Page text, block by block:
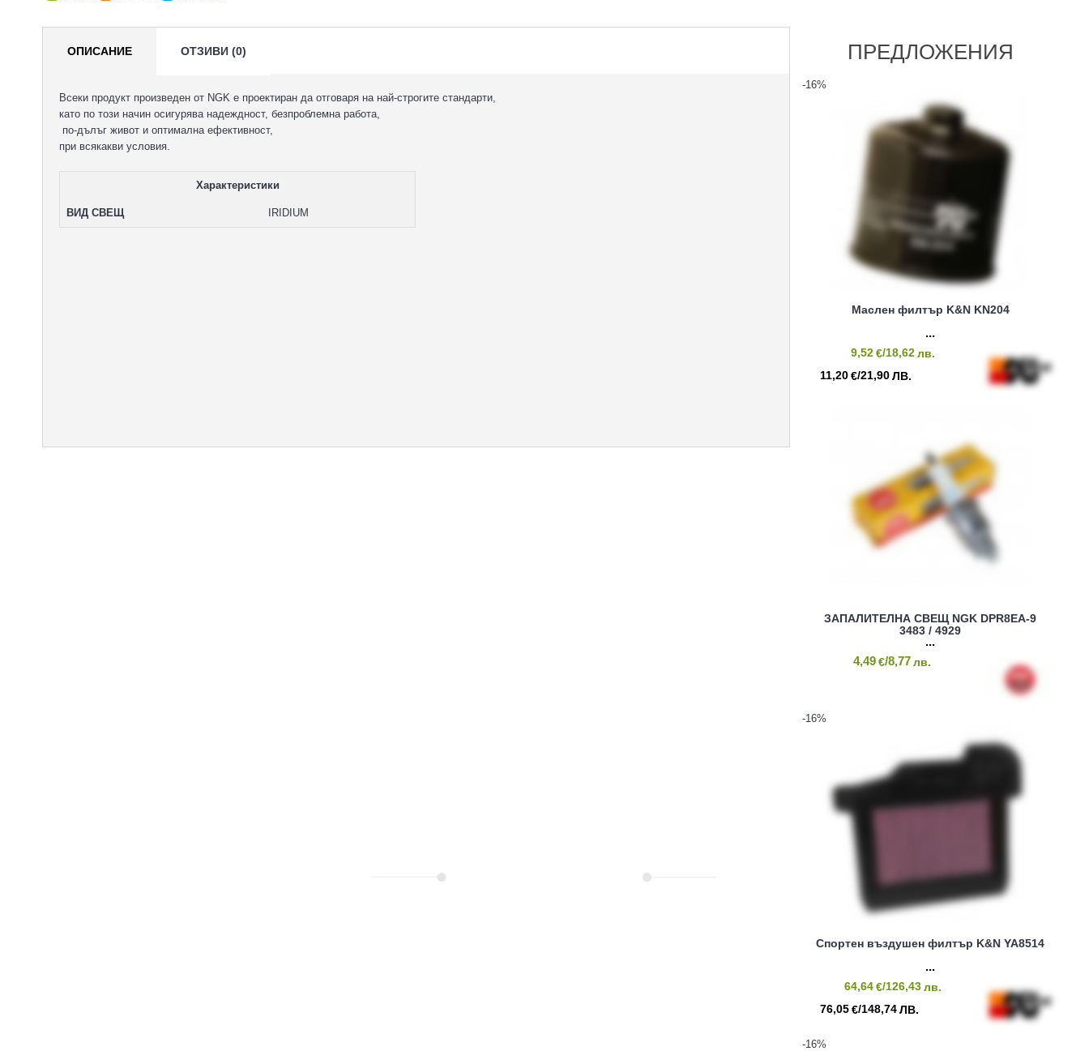
ОПИСАНИЕ ОТЗИВИ (0)
Всеки продукт произведен от NGK е проектиран да отговаря на най-строгите стандарти,
като по този начин осигурява надеждност, безпроблемна работа,
по-дълъг живот и оптимална ефективност,
при всякакви условия.
Характеристики
ВИД СВЕЩ IRIDIUM
ПРЕДЛОЖЕНИЯ
-16%
Маслен филтър K&N KN204
9,52€/18,62лв.
11,20 €/21,90 ЛВ.
ЗАПАЛИТЕЛНА СВЕЩ NGK DPR8EA-9
3483 / 4929
4,49 €/8,77 лв.
-16%
Спортен въздушен филтър K&N YA8514
64,64€/126,43лв.
76,05 €/148,74 ЛВ.
-16%